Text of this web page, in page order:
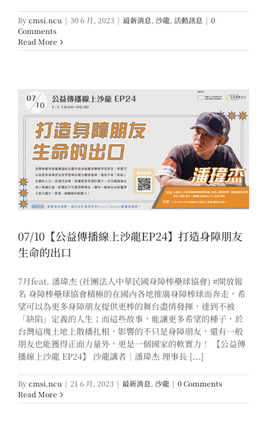
Bycmsi.ncu | 30 6 月, 2023 | 最新消息, 沙龍, 活動訊息 | 0
Comments
Read More
07/10【公益傳播線上沙龍EP24】打造身障朋友
生命的出口
7月feat. 潘瑋杰 (社團法人中華民國身障棒壘球協會) #開放報
名 身障棒壘球協會積極的在國內各地推廣身障棒球而奔走，希
望可以為更多身障朋友提供更棒的舞台盡情發揮，達到不被
「缺陷」定義的人生；而這些故事，能讓更多希望的種子，於
台灣這塊土地上散播扎根，影響的不只是身障朋友，還有一般
朋友也能獲得正面力量外，更是一個國家的軟實力！ 【公益傳
播線上沙龍 EP24】 沙龍講者｜潘瑋杰 理事長 [...]
Bycmsi.ncu | 21 6 月, 2023 | 最新消息, 沙龍 | 0 Comments
Read More